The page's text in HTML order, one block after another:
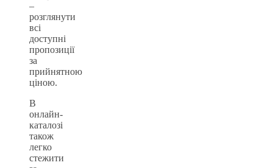
–
розглянути
всі
доступні
пропозиції
за
прийнятною
ціною.
В
онлайн-
каталозі
також
легко
стежити